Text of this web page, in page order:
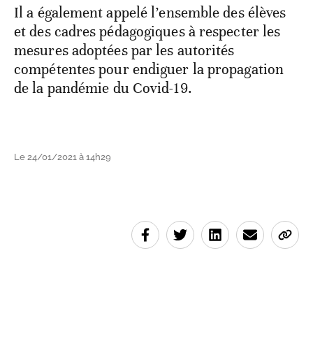
Il a également appelé l’ensemble des élèves
et des cadres pédagogiques à respecter les
mesures adoptées par les autorités
compétentes pour endiguer la propagation
de la pandémie du Covid-19.
Le 24/01/2021 à 14h29